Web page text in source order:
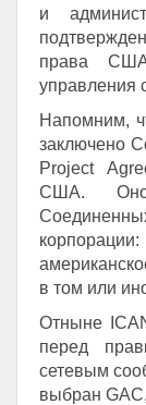
и
права
управления
Напомним,
заключено
Project
США. Оно
в том или
Отныне
перед
сетевым
выбран